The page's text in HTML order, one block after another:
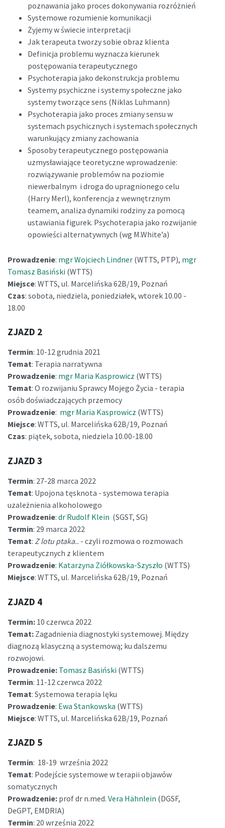
poznawania jako proces dokonywania rozróżnień
Systemowe rozumienie komunikacji
Żyjemy w świecie interpretacji
Jak terapeuta tworzy sobie obraz klienta
Definicja problemu wyznacza kierunek
postępowania terapeutycznego
Psychoterapia jako dekonstrukcja problemu
Systemy psychiczne i systemy społeczne jako
systemy tworzące sens (Niklas Luhmann)
Psychoterapia jako proces zmiany sensu w
systemach psychicznych i systemach społecznych
warunkujący zmiany zachowania
Sposoby terapeutycznego postępowania
uzmysławiające teoretyczne wprowadzenie:
rozwiązywanie problemów na poziomie
niewerbalnym i droga do upragnionego celu
(Harry Merl), konferencja z wewnętrznym
teamem, analiza dynamiki rodziny za pomocą
ustawiania figurek. Psychoterapia jako rozwijanie
opowieści alternatywnych (wg M.White’a)
Prowadzenie: mgr Wojciech Lindner (WTTS, PTP), mgr
Tomasz Basiński (WTTS)
Miejsce: WTTS, ul. Marcelińska 62B/19, Poznań
Czas: sobota, niedziela, poniedziałek, wtorek 10.00 -
18.00
ZJAZD 2
Termin: 10-12 grudnia 2021
Temat: Terapia narratywna
Prowadzenie: mgr Maria Kasprowicz (WTTS)
Temat: O rozwijaniu Sprawcy Mojego Życia - terapia
osób doświadczających przemocy
Prowadzenie: mgr Maria Kasprowicz (WTTS)
Miejsce: WTTS, ul. Marcelińska 62B/19, Poznań
Czas: piątek, sobota, niedziela 10.00-18.00
ZJAZD 3
Termin: 27-28 marca 2022
Temat: Upojona tęsknota - systemowa terapia
uzależnienia alkoholowego
Prowadzenie: dr Rudolf Klein (SGST, SG)
Termin: 29 marca 2022
Temat: Z lotu ptaka.. - czyli rozmowa o rozmowach
terapeutycznych z klientem
Prowadzenie: Katarzyna Ziółkowska-Szyszło (WTTS)
Miejsce: WTTS, ul. Marcelińska 62B/19, Poznań
ZJAZD 4
Termin: 10 czerwca 2022
Temat: Zagadnienia diagnostyki systemowej. Między
diagnozą klasyczną a systemową; ku dalszemu
rozwojowi.
Prowadzenie: Tomasz Basiński (WTTS)
Termin: 11-12 czerwca 2022
Temat: Systemowa terapia lęku
Prowadzenie: Ewa Stankowska (WTTS)
Miejsce: WTTS, ul. Marcelińska 62B/19, Poznań
ZJAZD 5
Termin: 18-19 września 2022
Temat: Podejście systemowe w terapii objawów
somatycznych
Prowadzenie: prof dr n.med. Vera Hähnlein (DGSF,
DeGPT, EMDRIA)
Termin: 20 września 2022